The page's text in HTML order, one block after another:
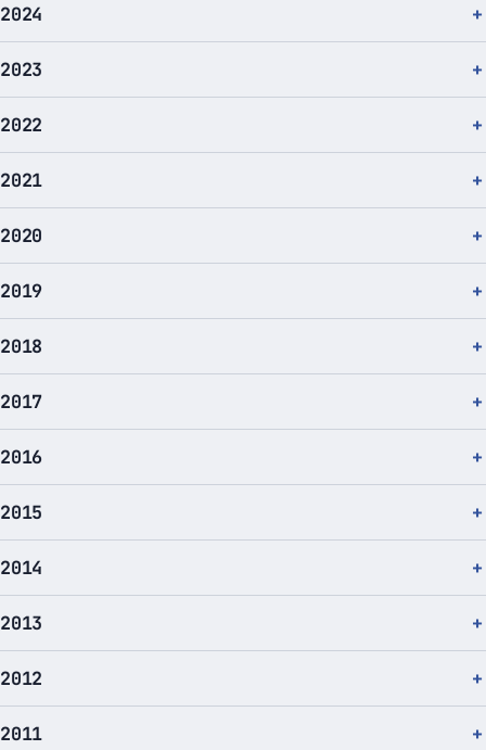
2024
2023
2022
2021
2020
2019
2018
2017
2016
2015
2014
2013
2012
2011